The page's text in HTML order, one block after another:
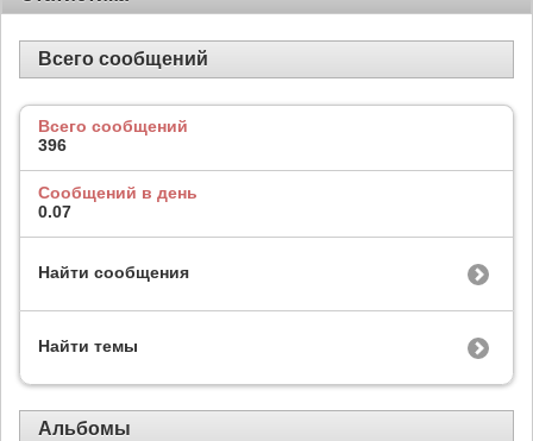
Всего сообщений
Всего сообщений
396
Сообщений в день
0.07
Найти сообщения
Найти темы
Альбомы